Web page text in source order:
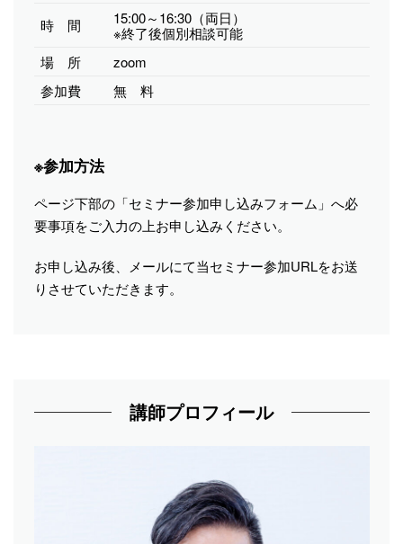
時 間
15:00～16:30（両日）
※終了後個別相談可能
場 所
zoom
参加費
無 料
※参加方法
ページ下部の「セミナー参加申し込みフォーム」へ必
要事項をご入力の上お申し込みください。
お申し込み後、メールにて当セミナー参加URLをお送
りさせていただきます。
講師プロフィール